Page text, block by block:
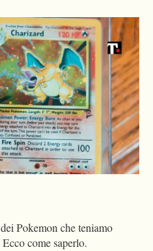
Pokemon che teniamo
come saperlo.